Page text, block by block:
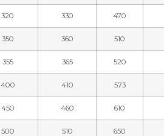
320 330 470
350 360 510
355 365 520
400 410 573
450 460 610
500 510 650